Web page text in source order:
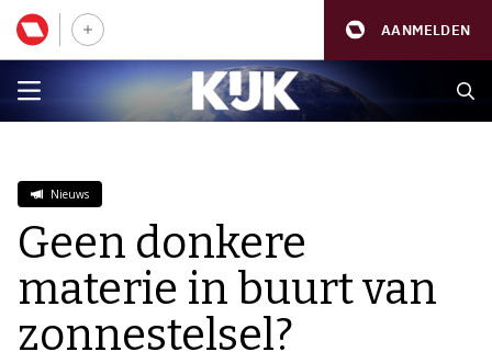
AANMELDEN
Nieuws
Geen donkere
materie in buurt van
zonnestelsel?